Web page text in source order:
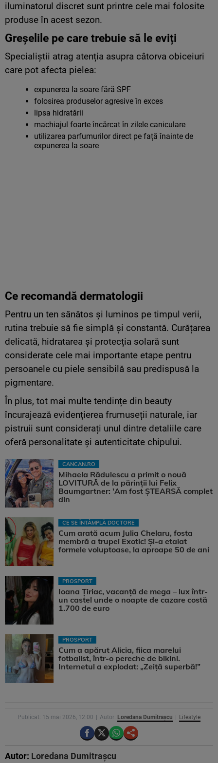
iluminatorul discret sunt printre cele mai folosite
produse în acest sezon.
Greșelile pe care trebuie să le eviți
Specialiștii atrag atenția asupra câtorva obiceiuri
care pot afecta pielea:
expunerea la soare fără SPF
folosirea produselor agresive în exces
lipsa hidratării
machiajul foarte încărcat în zilele caniculare
utilizarea parfumurilor direct pe față înainte de
expunerea la soare
Ce recomandă dermatologii
Pentru un ten sănătos și luminos pe timpul verii,
rutina trebuie să fie simplă și constantă. Curățarea
delicată, hidratarea și protecția solară sunt
considerate cele mai importante etape pentru
persoanele cu piele sensibilă sau predispusă la
pigmentare.
În plus, tot mai multe tendințe din beauty
încurajează evidențierea frumuseții naturale, iar
pistruii sunt considerați unul dintre detaliile care
oferă personalitate și autenticitate chipului.
CANCAN.RO
Mihaela Rădulescu a primit o nouă
LOVITURĂ de la părinții lui Felix
Baumgartner: 'Am fost ȘTEARSĂ complet
din
CE SE ÎNTÂMPLĂ DOCTORE
Cum arată acum Julia Chelaru, fosta
membră a trupei Exotic! Și-a etalat
formele voluptoase, la aproape 50 de ani
PROSPORT
Ioana Țiriac, vacanță de mega – lux într-
un castel unde o noapte de cazare costă
1.700 de euro
PROSPORT
Cum a apărut Alicia, fiica marelui
fotbalist, într-o pereche de bikini.
Internetul a explodat: „Zeiță superbă!”
Publicat: 15 mai 2026, 12:00 Autor: Loredana Dumitrașcu Lifestyle
Autor: Loredana Dumitrașcu